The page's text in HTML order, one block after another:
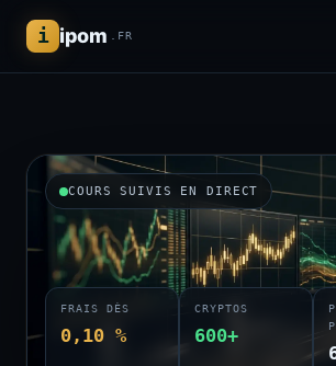
i ipom .FR
COURS SUIVIS EN DIRECT
FRAIS DÈS
0,10 %
CRYPTOS
600+